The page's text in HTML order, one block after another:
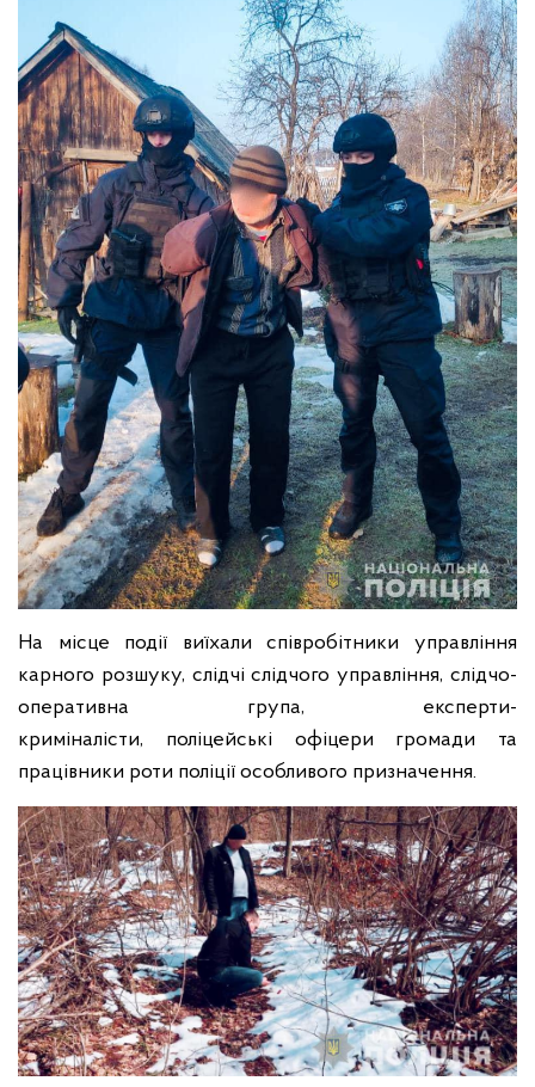
На місце події виїхали співробітники управління
карного розшуку, слідчі слідчого управління, слідчо-
оперативна група, експерти-
криміналісти, поліцейські офіцери громади та
працівники роти поліції особливого призначення.